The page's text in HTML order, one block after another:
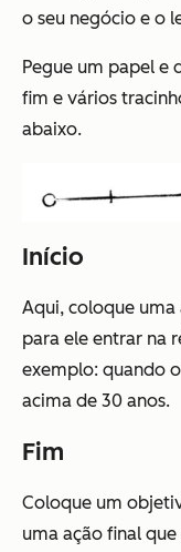
o seu negócio e o
Pegue um papel e
fim e vários
abaixo.
Início
Aqui, coloque uma
para ele entrar na
exemplo: quando
acima de 30 anos.
Fim
Coloque um
uma ação final